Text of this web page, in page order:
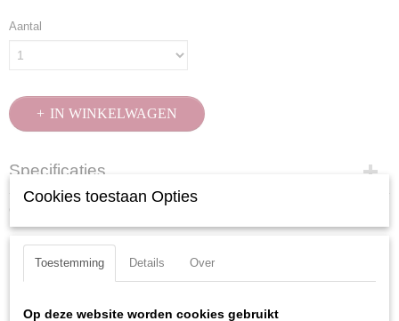
Aantal
IN WINKELWAGEN
Specificaties
Productcode
EAN code
7612206101288
Productcode leverancier
Cookies toestaan Opties
Toestemming Details Over
Op deze website worden cookies gebruikt